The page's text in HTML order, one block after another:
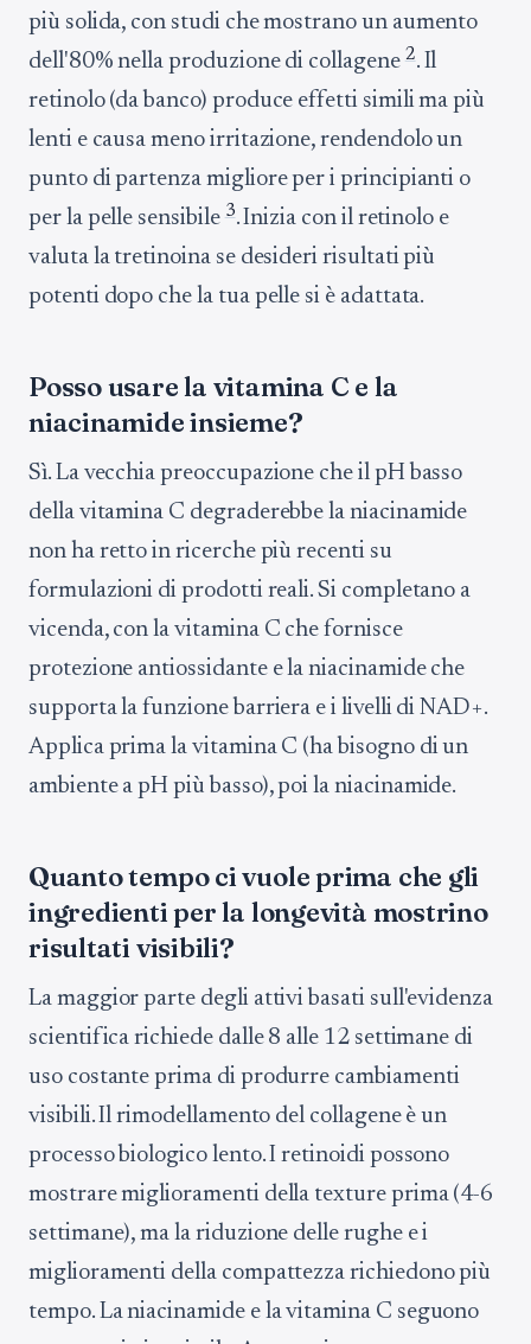
più solida, con studi che mostrano un aumento
dell'80% nella produzione di collagene 2. Il
retinolo (da banco) produce effetti simili ma più
lenti e causa meno irritazione, rendendolo un
punto di partenza migliore per i principianti o
per la pelle sensibile 3. Inizia con il retinolo e
valuta la tretinoina se desideri risultati più
potenti dopo che la tua pelle si è adattata.
Posso usare la vitamina C e la
niacinamide insieme?
Sì. La vecchia preoccupazione che il pH basso
della vitamina C degraderebbe la niacinamide
non ha retto in ricerche più recenti su
formulazioni di prodotti reali. Si completano a
vicenda, con la vitamina C che fornisce
protezione antiossidante e la niacinamide che
supporta la funzione barriera e i livelli di NAD+.
Applica prima la vitamina C (ha bisogno di un
ambiente a pH più basso), poi la niacinamide.
Quanto tempo ci vuole prima che gli
ingredienti per la longevità mostrino
risultati visibili?
La maggior parte degli attivi basati sull'evidenza
scientifica richiede dalle 8 alle 12 settimane di
uso costante prima di produrre cambiamenti
visibili. Il rimodellamento del collagene è un
processo biologico lento. I retinoidi possono
mostrare miglioramenti della texture prima (4-6
settimane), ma la riduzione delle rughe e i
miglioramenti della compattezza richiedono più
tempo. La niacinamide e la vitamina C seguono